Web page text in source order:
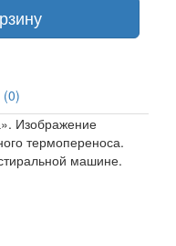
Изображение
термопереноса.
машине.